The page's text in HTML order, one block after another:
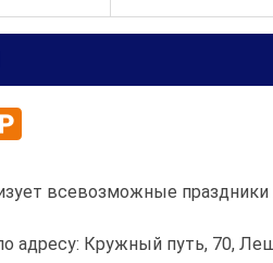
всевозможные праздники
адресу: Кружный путь, 70,